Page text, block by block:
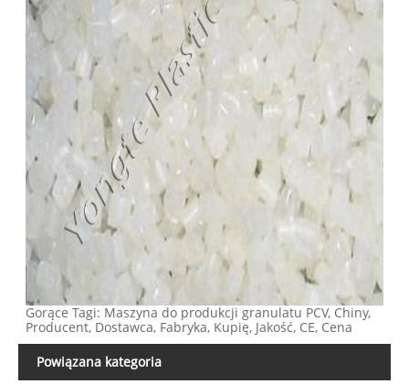
Gorące Tagi: Maszyna do produkcji granulatu PCV, Chiny,
Producent, Dostawca, Fabryka, Kupię, Jakość, CE, Cena
Powiązana kategoria